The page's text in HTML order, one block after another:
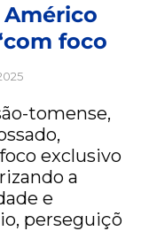
Américo
foco
tomense,
exclusivo
a
e
perseguiçõ